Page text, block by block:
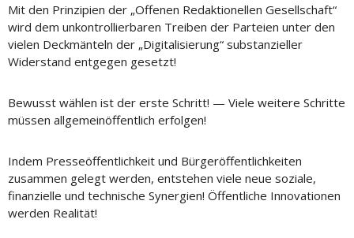
Mit den Prinzipien der „Offenen Redaktionellen Gesellschaft“
wird dem unkontrollierbaren Treiben der Parteien unter den
vielen Deckmänteln der „Digitalisierung“ substanzieller
Widerstand entgegen gesetzt!
Bewusst wählen ist der erste Schritt! — Viele weitere Schritte
müssen allgemeinöffentlich erfolgen!
Indem Presseöffentlichkeit und Bürgeröffentlichkeiten
zusammen gelegt werden, entstehen viele neue soziale,
finanzielle und technische Synergien! Öffentliche Innovationen
werden Realität!